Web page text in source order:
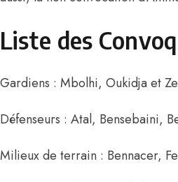
Liste des
Gardiens : Mbolhi, Oukidja et
Défenseurs : Atal, Bensebaini,
Milieux de terrain : Bennacer,